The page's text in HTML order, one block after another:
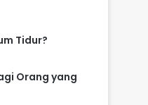
Tidur?
Orang yang